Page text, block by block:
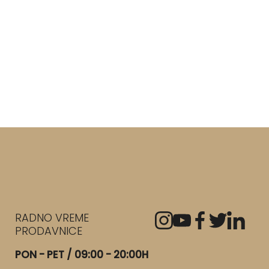
RADNO VREME
PRODAVNICE
PON - PET / 09:00 - 20:00H